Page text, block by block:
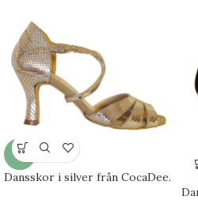
-7%
Dansskor i silver från CocaDee.